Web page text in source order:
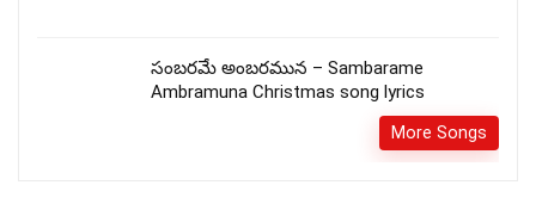
సంబరమే అంబరమున – Sambarame
Ambramuna Christmas song lyrics
More Songs